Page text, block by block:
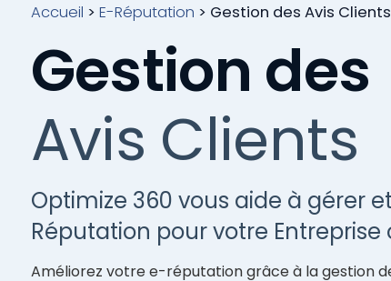
Accueil > E-Réputation > Gestion des Avis Clients
Gestion des
Avis Clients
Optimize 360 vous aide à gérer
Réputation pour votre
Améliorez votre e-réputation grâce à la gestion